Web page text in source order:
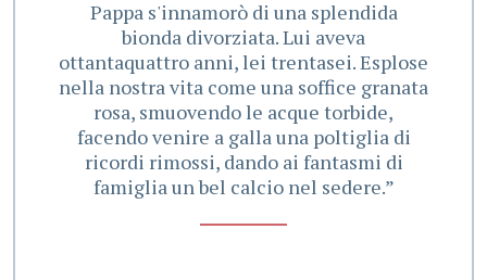
Pappa s'innamorò di una splendida
bionda divorziata. Lui aveva
ottantaquattro anni, lei trentasei. Esplose
nella nostra vita come una soffice granata
rosa, smuovendo le acque torbide,
facendo venire a galla una poltiglia di
ricordi rimossi, dando ai fantasmi di
famiglia un bel calcio nel sedere.”